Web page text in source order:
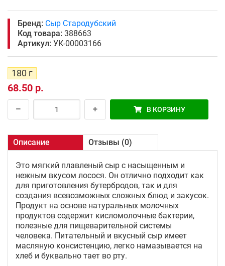
Бренд: Сыр Стародубский
Код товара: 388663
Артикул: УК-00003166
180 г
68.50 р.
В КОРЗИНУ
Описание Отзывы (0)
Это мягкий плавленый сыр с насыщенным и
нежным вкусом лосося. Он отлично подходит как
для приготовления бутербродов, так и для
создания всевозможных сложных блюд и закусок.
Продукт на основе натуральных молочных
продуктов содержит кисломолочные бактерии,
полезные для пищеварительной системы
человека. Питательный и вкусный сыр имеет
масляную консистенцию, легко намазывается на
хлеб и буквально тает во рту.